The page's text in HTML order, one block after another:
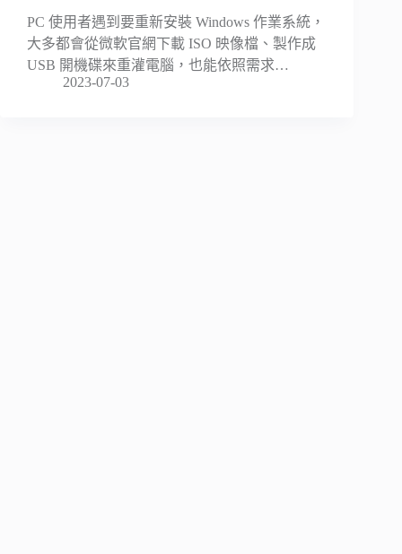
PC 使用者遇到要重新安裝 Windows 作業系統，
大多都會從微軟官網下載 ISO 映像檔、製作成
USB 開機碟來重灌電腦，也能依照需求…
2023-07-03